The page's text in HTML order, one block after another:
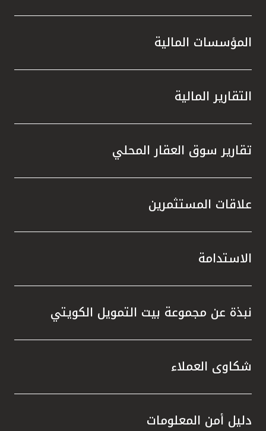
المؤسسات المالية
التقارير المالية
تقارير سوق العقار المحلي
علاقات المستثمرين
الاستدامة
نبذة عن مجموعة بيت التمويل الكويتي
شكاوى العملاء
دليل أمن المعلومات